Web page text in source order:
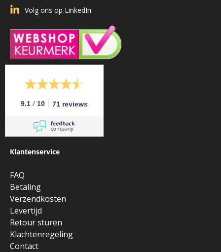
Volg ons op LinkedIn
9.1 / 10 71 reviews
Klantenservice
FAQ
Betaling
Verzendkosten
Levertijd
Retour sturen
Klachtenregeling
Contact